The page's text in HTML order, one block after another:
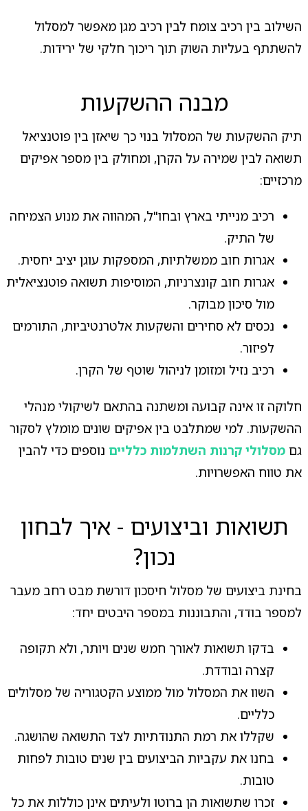
השילוב בין רכיב צומח לבין רכיב מגן מאפשר למסלול
להשתתף בעליות השוק תוך ריכוך חלקי של ירידות.
מבנה ההשקעות
תיק ההשקעות של המסלול בנוי כך שיאזן בין פוטנציאל
תשואה לבין שמירה על הקרן, ומחולק בין מספר אפיקים
מרכזיים:
רכיב מנייתי בארץ ובחו"ל, המהווה את מנוע הצמיחה
של התיק.
אגרות חוב ממשלתיות, המספקות עוגן יציב יחסית.
אגרות חוב קונצרניות, המוסיפות תשואה פוטנציאלית
מול סיכון מבוקר.
נכסים לא סחירים והשקעות אלטרנטיביות, התורמים
לפיזור.
רכיב נזיל ומזומן לניהול שוטף של הקרן.
חלוקה זו אינה קבועה ומשתנה בהתאם לשיקולי מנהלי
ההשקעות. למי שמתלבט בין אפיקים שונים מומלץ לסקור
גם מסלולי קרנות השתלמות כלליים נוספים כדי להבין
את טווח האפשרויות.
תשואות וביצועים - איך לבחון
נכון?
בחינת ביצועים של מסלול חיסכון דורשת מבט רחב מעבר
למספר בודד, והתבוננות במספר היבטים יחד:
בדקו תשואות לאורך חמש שנים ויותר, ולא תקופה
קצרה ובודדת.
השוו את המסלול מול ממוצע הקטגוריה של מסלולים
כלליים.
שקללו את רמת התנודתיות לצד התשואה שהושגה.
בחנו את עקביות הביצועים בין שנים טובות לפחות
טובות.
זכרו שתשואות הן ברוטו ולעיתים אינן כוללות את כל